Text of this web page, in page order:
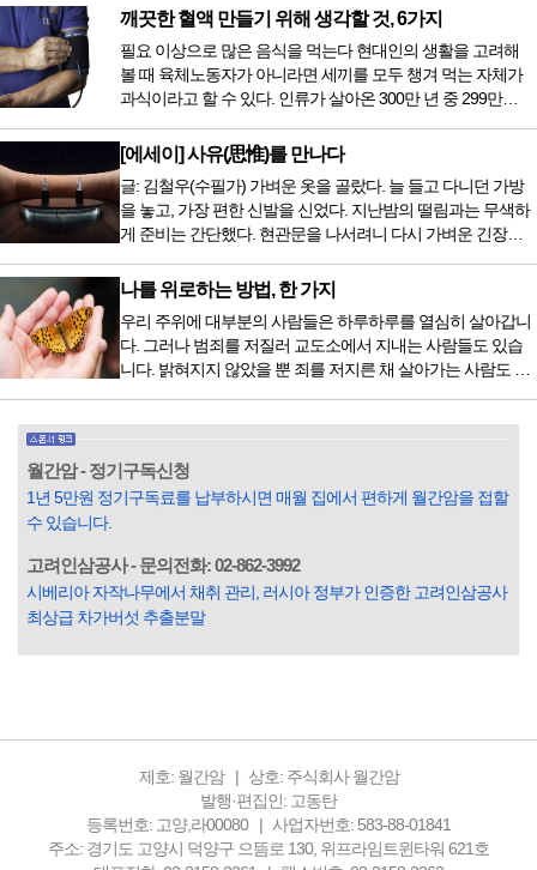
오면서 암을 치료하는 방법이 하나 더 추가되었습니다. 중입
자 치료를 받기 위해서는 일본이나 독일 등 중입자 치료기가
있는 나라에 가서 힘들게 치료받았지만 얼마 전 국내 도입 후
전립선암 환자를 시작으로 중입자 치료기가 가동되었습니다.
치료 범위가 한정되어 모든 암 환자가 중입자 치료를 받을 수
는 없지만 치료...
깨끗한 혈액 만들기 위해 생각할 것, 6가지
필요 이상으로 많은 음식을 먹는다 현대인의 생활을 고려해
볼 때 육체노동자가 아니라면 세끼를 모두 챙겨 먹는 자체가
과식이라고 할 수 있다. 인류가 살아온 300만 년 중 299만
저녁을 습관적으로 음식을 섭취한다. 게다가 밤늦은 시간까지
음식을 먹거나, 아침에 식욕이 없는데도 ‘아침을 먹어야 하루
가 활기차다’라는 이야기에 사로잡혀 억지로 먹는 경우가 많
다. 식욕이 없다는 느낌은 본능이 보내는 신호다. 즉 먹어도 소
화할 힘이 없다거나 더 이상 먹으면 혈액 안에 잉여물...
[에세이] 사유(思惟)를 만나다
글: 김철우(수필가) 가벼운 옷을 골랐다. 늘 들고 다니던 가방
을 놓고, 가장 편한 신발을 신었다. 지난밤의 떨림과는 무색하
게 준비는 간단했다. 현관문을 나서려니 다시 가벼운 긴장감
막이 열리기 전. 그 특유의 무대 냄새를 맡았을 때의 긴장감 같
은 것이었다. 두 금동 미륵 반가사유상을 만나러 가는 길은 그
렇게 시작됐다. 두 반가사유상을 알게 된 것은 몇 해 전이었다.
잡지의 발행인으로 독자에게 선보일 좋은 콘텐츠를 고민하던
중 우리 문화재를 하나씩 소개하고자...
나를 위로하는 방법, 한 가지
우리 주위에 대부분의 사람들은 하루하루를 열심히 살아갑니
다. 그러나 범죄를 저질러 교도소에서 지내는 사람들도 있습
니다. 밝혀지지 않았을 뿐 죄를 저지른 채 살아가는 사람도 있
입힌다는 것입니다. 미꾸라지 한 마리가 시냇물을 흐린다는
옛말이 그저 허투루 생기지는 않은 듯합니다. 대부분의 사람
들은 열심히 살아갑니다. 그렇다고 97%의 사람들이 모두 착
월간암 - 정기구독신청
1년 5만원 정기구독료를 납부하시면 매월 집에서 편하게 월간암을 접할
수 있습니다.
고려인삼공사 - 문의전화: 02-862-3992
시베리아 자작나무에서 채취 관리, 러시아 정부가 인증한 고려인삼공사
최상급 차가버섯 추출분말
제호: 월간암
상호: 주식회사 월간암
발행·편집인: 고동탄
등록번호: 고양,라00080
사업자번호: 583-88-01841
주소: 경기도 고양시 덕양구 으뜸로 130, 위프라임트윈타워 621호